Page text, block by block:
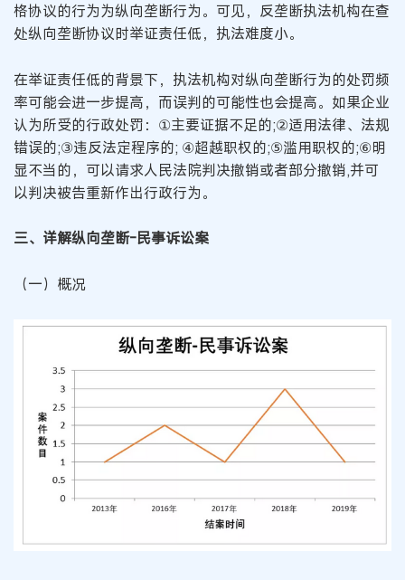
格协议的行为为纵向垄断行为。可见，反垄断执法机构在查
处纵向垄断协议时举证责任低，执法难度小。
在举证责任低的背景下，执法机构对纵向垄断行为的处罚频
率可能会进一步提高，而误判的可能性也会提高。如果企业
认为所受的行政处罚：①主要证据不足的;②适用法律、法规
错误的;③违反法定程序的; ④超越职权的;⑤滥用职权的;⑥明
显不当的，可以请求人民法院判决撤销或者部分撤销,并可
以判决被告重新作出行政行为。
三、详解纵向垄断-民事诉讼案
（一）概况